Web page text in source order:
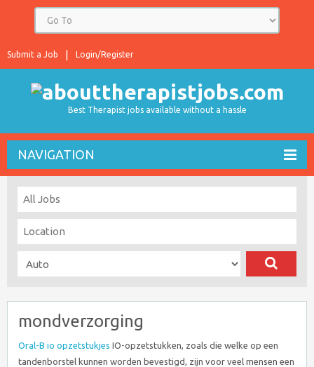
Login/Register
Submit a Job
Best Therapist jobs available without a hassle
NAVIGATION
mondverzorging
Oral-B io opzetstukjes IO-opzetstukken, zoals die welke op een
tandenborstel kunnen worden bevestigd, zijn voor veel mensen een